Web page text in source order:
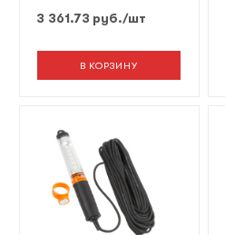
3 361.73 руб./шт
В КОРЗИНУ